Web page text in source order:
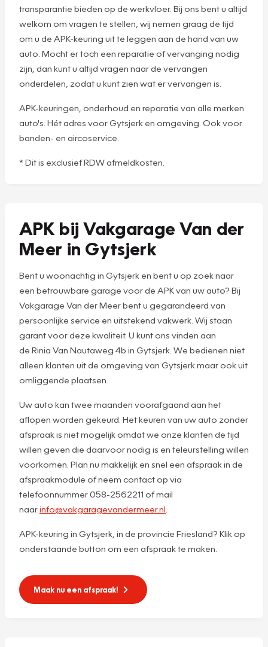
transparantie bieden op de werkvloer. Bij ons bent u altijd
welkom om vragen te stellen, wij nemen graag de tijd
om u de APK-keuring uit te leggen aan de hand van uw
auto. Mocht er toch een reparatie of vervanging nodig
zijn, dan kunt u altijd vragen naar de vervangen
onderdelen, zodat u kunt zien wat er vervangen is.
APK-keuringen, onderhoud en reparatie van alle merken
auto's. Hét adres voor Gytsjerk en omgeving. Ook voor
banden- en aircoservice.
* Dit is exclusief RDW afmeldkosten.
APK bij Vakgarage Van der
Meer in Gytsjerk
Bent u woonachtig in Gytsjerk en bent u op zoek naar
een betrouwbare garage voor de APK van uw auto? Bij
Vakgarage Van der Meer bent u gegarandeerd van
persoonlijke service en uitstekend vakwerk. Wij staan
garant voor deze kwaliteit. U kunt ons vinden aan
de Rinia Van Nautaweg 4b in Gytsjerk. We bedienen niet
alleen klanten uit de omgeving van Gytsjerk maar ook uit
omliggende plaatsen.
Uw auto kan twee maanden voorafgaand aan het
aflopen worden gekeurd. Het keuren van uw auto zonder
afspraak is niet mogelijk omdat we onze klanten de tijd
willen geven die daarvoor nodig is en teleurstelling willen
voorkomen. Plan nu makkelijk en snel een afspraak in de
afspraakmodule of neem contact op via
telefoonnummer 058-2562211 of mail
naarinfo@vakgaragevandermeer.nl
APK-keuring in Gytsjerk, in de provincie Friesland? Klik op
onderstaande button om een afspraak te maken.
Maak nu een afspraak!